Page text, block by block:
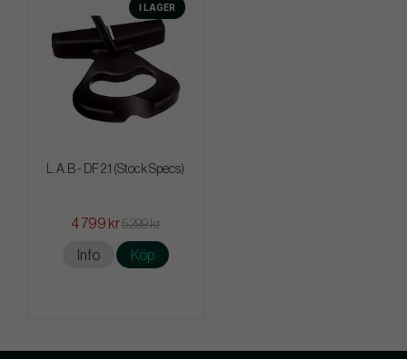
I LAGER
L.A.B - DF 2.1 (Stock Specs)
4 799 kr5 299 kr
Info Köp